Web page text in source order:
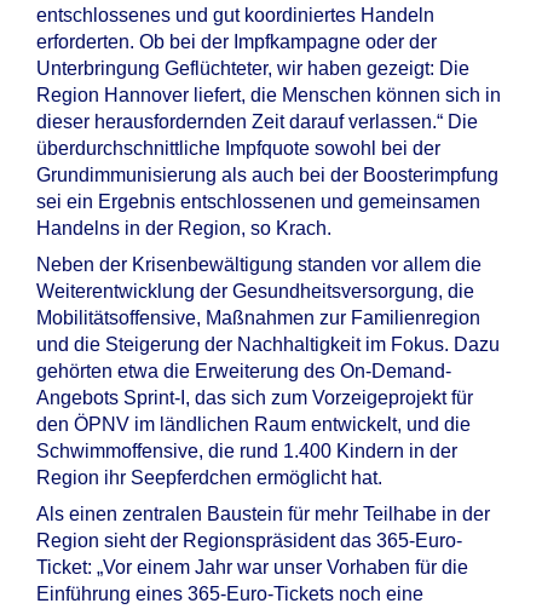
entschlossenes und gut koordiniertes Handeln
erforderten. Ob bei der Impfkampagne oder der
Unterbringung Geflüchteter, wir haben gezeigt: Die
Region Hannover liefert, die Menschen können sich in
dieser herausfordernden Zeit darauf verlassen.“ Die
überdurchschnittliche Impfquote sowohl bei der
Grundimmunisierung als auch bei der Boosterimpfung
sei ein Ergebnis entschlossenen und gemeinsamen
Handelns in der Region, so Krach.
Neben der Krisenbewältigung standen vor allem die
Weiterentwicklung der Gesundheitsversorgung, die
Mobilitätsoffensive, Maßnahmen zur Familienregion
und die Steigerung der Nachhaltigkeit im Fokus. Dazu
gehörten etwa die Erweiterung des On-Demand-
Angebots Sprint-I, das sich zum Vorzeigeprojekt für
den ÖPNV im ländlichen Raum entwickelt, und die
Schwimmoffensive, die rund 1.400 Kindern in der
Region ihr Seepferdchen ermöglicht hat.
Als einen zentralen Baustein für mehr Teilhabe in der
Region sieht der Regionspräsident das 365-Euro-
Ticket: „Vor einem Jahr war unser Vorhaben für die
Einführung eines 365-Euro-Tickets noch eine